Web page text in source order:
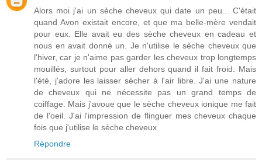
Alors moi j'ai un sèche cheveux qui date un peu... C'était
quand Avon existait encore, et que ma belle-mère vendait
pour eux. Elle avait eu des sèche cheveux en cadeau et
nous en avait donné un. Je n'utilise le sèche cheveux que
l'hiver, car je n'aime pas garder les cheveux trop longtemps
mouillés, surtout pour aller dehors quand il fait froid. Mais
l'été, j'adore les laisser sécher à l'air libre. J'ai une nature
de cheveux qui ne nécessite pas un grand temps de
coiffage. Mais j'avoue que le sèche cheveux ionique me fait
de l'oeil. J'ai l'impression de flinguer mes cheveux chaque
fois que j'utilise le sèche cheveux
Répondre